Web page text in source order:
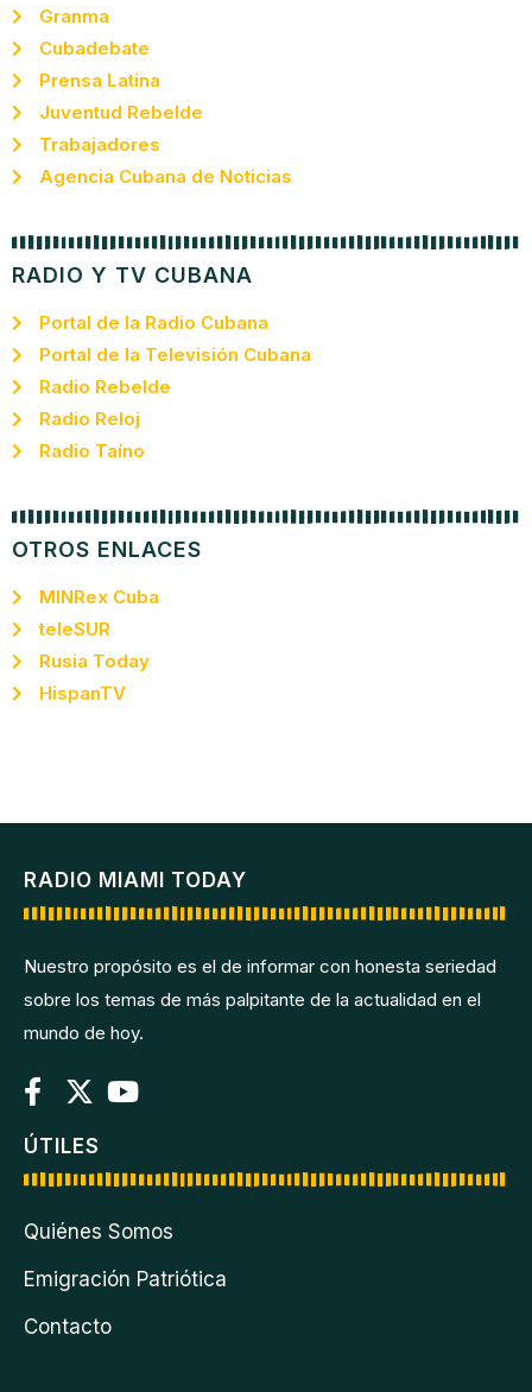
Granma
Cubadebate
Prensa Latina
Juventud Rebelde
Trabajadores
Agencia Cubana de Noticias
RADIO Y TV CUBANA
Portal de la Radio Cubana
Portal de la Televisión Cubana
Radio Rebelde
Radio Reloj
Radio Taíno
OTROS ENLACES
MINRex Cuba
teleSUR
Rusia Today
HispanTV
RADIO MIAMI TODAY
Nuestro propósito es el de informar con honesta seriedad
sobre los temas de más palpitante de la actualidad en el
mundo de hoy.
ÚTILES
Quiénes Somos
Emigración Patriótica
Contacto